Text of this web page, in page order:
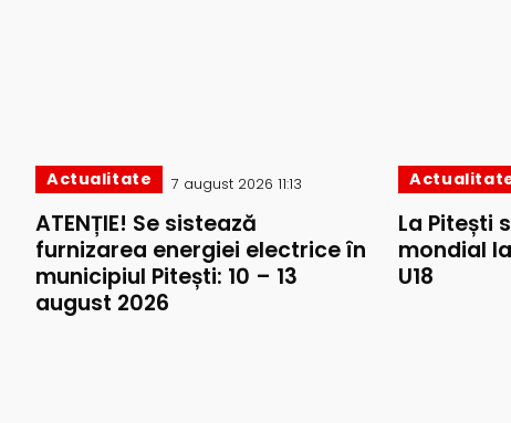
Actualitate 7 august 2026 11:13
ATENȚIE! Se sistează
furnizarea energiei electrice în
municipiul Pitești: 10 – 13
august 2026
La Pitești
mondial
U18